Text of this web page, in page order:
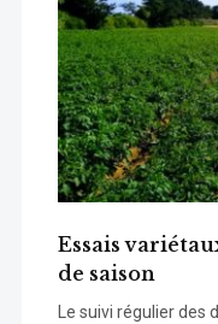
Essais
de saison
Le suivi régulier des